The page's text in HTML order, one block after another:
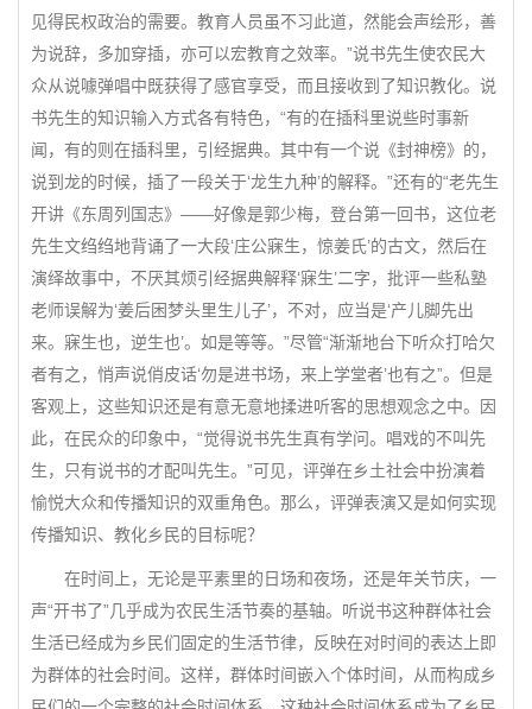
见得民权政治的需要。教育人员虽不习此道，然能会声绘形，善
为说辞，多加穿插，亦可以宏教育之效率。”说书先生使农民大
众从说噱弹唱中既获得了感官享受，而且接收到了知识教化。说
书先生的知识输入方式各有特色，“有的在插科里说些时事新
闻，有的则在插科里，引经据典。其中有一个说《封神榜》的，
说到龙的时候，插了一段关于‘龙生九种’的解释。”还有的“老先生
开讲《东周列国志》——好像是郭少梅，登台第一回书，这位老
先生文绉绉地背诵了一大段‘庄公寐生，惊姜氏’的古文，然后在
演绎故事中，不厌其烦引经据典解释‘寐生’二字，批评一些私塾
老师误解为‘姜后困梦头里生儿子’，不对，应当是‘产儿脚先出
来。寐生也，逆生也’。如是等等。”尽管“渐渐地台下听众打哈欠
者有之，悄声说俏皮话‘勿是进书场，来上学堂者’也有之”。但是
客观上，这些知识还是有意无意地揉进听客的思想观念之中。因
此，在民众的印象中，“觉得说书先生真有学问。唱戏的不叫先
生，只有说书的才配叫先生。”可见，评弹在乡土社会中扮演着
愉悦大众和传播知识的双重角色。那么，评弹表演又是如何实现
传播知识、教化乡民的目标呢？
在时间上，无论是平素里的日场和夜场，还是年关节庆，一
声“开书了”几乎成为农民生活节奏的基轴。听说书这种群体社会
生活已经成为乡民们固定的生活节律，反映在对时间的表达上即
为群体的社会时间。这样，群体时间嵌入个体时间，从而构成乡